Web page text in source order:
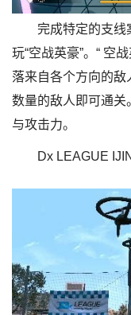
完成特定的支线
玩“空战英豪”。“ 空
落来自各个方向的
数量的敌人即可通关
与攻击力。
Dx LEAGUE